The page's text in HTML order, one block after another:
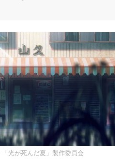
光が死んだ夏」製作委員会